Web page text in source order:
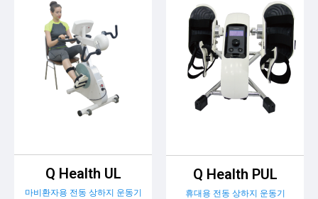
Q Health UL
마비환자용 전동 상하지 운동기
Q Health PUL
휴대용 전동 상하지 운동기